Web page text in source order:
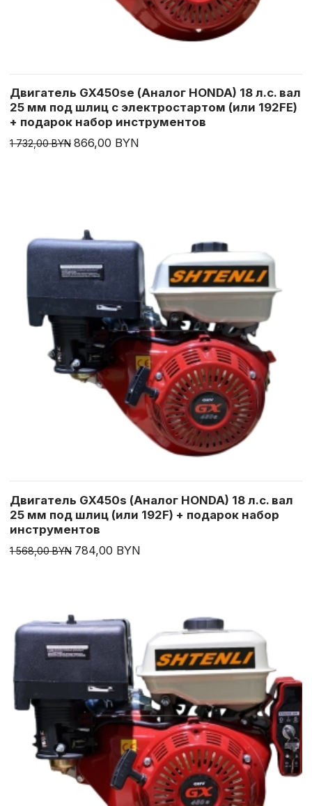
Двигатель GX450se (Аналог HONDA) 18 л.с. вал
25 мм под шлиц с электростартом (или 192FE)
+ подарок набор инструментов
1 732,00 BYN 866,00 BYN
Двигатель GX450s (Аналог HONDA) 18 л.с. вал
25 мм под шлиц (или 192F) + подарок набор
инструментов
1 568,00 BYN 784,00 BYN